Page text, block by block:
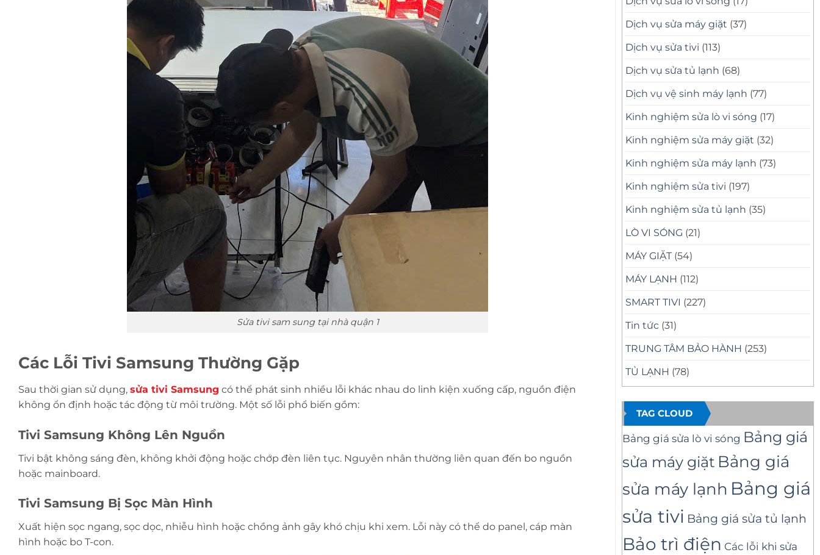
Sửa tivi sam sung tại nhà quận 1
Các Lỗi Tivi Samsung Thường Gặp
Sau thời gian sử dụng, sửa tivi Samsung có thể phát sinh nhiều lỗi khác nhau do linh kiện xuống cấp, nguồn điện
không ổn định hoặc tác động từ môi trường. Một số lỗi phổ biến gồm:
Tivi Samsung Không Lên Nguồn
Tivi bật không sáng đèn, không khởi động hoặc chớp đèn liên tục. Nguyên nhân thường liên quan đến bo nguồn
hoặc mainboard.
Tivi Samsung Bị Sọc Màn Hình
Xuất hiện sọc ngang, sọc dọc, nhiễu hình hoặc chồng ảnh gây khó chịu khi xem. Lỗi này có thể do panel, cáp màn
hình hoặc bo T-con.
Dịch vụ sửa máy giặt (37)
Dịch vụ sửa tivi (113)
Dịch vụ sửa tủ lạnh (68)
Dịch vụ vệ sinh máy lạnh (77)
Kinh nghiệm sửa lò vi sóng (17)
Kinh nghiệm sửa máy giặt (32)
Kinh nghiệm sửa máy lạnh (73)
Kinh nghiệm sửa tivi (197)
Kinh nghiệm sửa tủ lạnh (35)
LÒ VI SÓNG (21)
MÁY GIẶT (54)
MÁY LẠNH (112)
SMART TIVI (227)
Tin tức (31)
TRUNG TÂM BẢO HÀNH (253)
TỦ LẠNH (78)
TAG CLOUD
Bảng giá sửa lò vi sóng Bảng giá
sửa máy giặt Bảng giá
sửa máy lạnh Bảng giá
sửa tivi Bảng giá sửa tủ lạnh
Bảo trì điện Các lỗi khi sửa